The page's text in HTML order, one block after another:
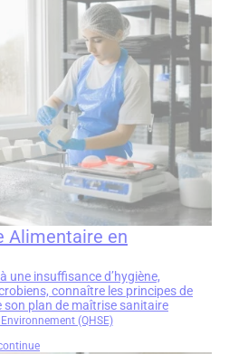
Alimentaire en
une insuffisance d’hygiène,
connaître les principes de
son plan de maîtrise sanitaire
(QHSE)